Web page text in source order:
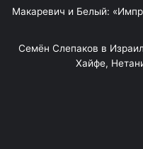
Макаревич и Белый:
Семён Слепаков в
Хайфе,